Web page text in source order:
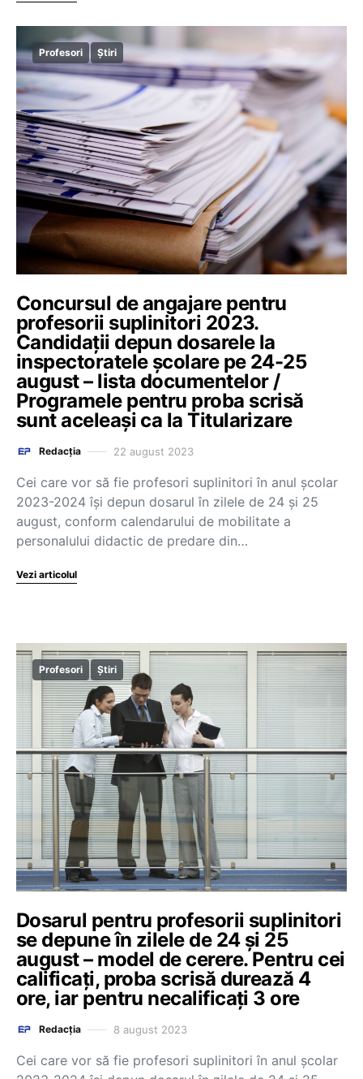
Profesori Știri
Concursul de angajare pentru
profesorii suplinitori 2023.
Candidații depun dosarele la
inspectoratele școlare pe 24-25
august – lista documentelor /
Programele pentru proba scrisă
sunt aceleași ca la Titularizare
Redacția 22 august 2023
Cei care vor să fie profesori suplinitori în anul școlar
2023-2024 își depun dosarul în zilele de 24 și 25
august, conform calendarului de mobilitate a
personalului didactic de predare din…
Vezi articolul
Profesori Știri
Dosarul pentru profesorii suplinitori
se depune în zilele de 24 și 25
august – model de cerere. Pentru cei
calificați, proba scrisă durează 4
ore, iar pentru necalificați 3 ore
Redacția 8 august 2023
Cei care vor să fie profesori suplinitori în anul școlar